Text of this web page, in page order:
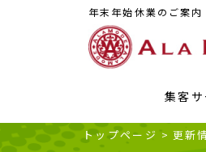
年末年始休業のご案内
集客
トップページ > 更新